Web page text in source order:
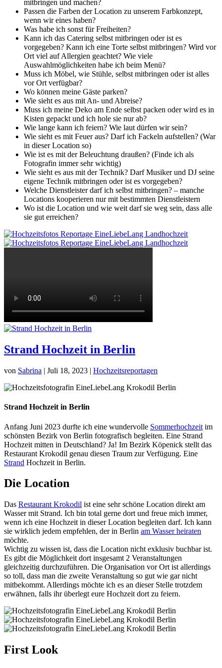
mitbringen und machen?
Passen die Farben der Location zu unserem Farbkonzept,
wenn wir eines haben?
Was habe ich sonst für Freiheiten?
Kann ich das Catering selbst mitbringen oder ist es
vorgegeben? Kann ich eine Torte selbst mitbringen? Wird vor
Ort viel auf Allergien geachtet? Wie viele
Auswahlmöglichkeiten habe ich beim Menü?
Muss ich Möbel, wie Stühle, selbst mitbringen oder ist alles
vor Ort verfügbar?
Wo können meine Gäste parken?
Wie sieht es aus mit An- und Abreise?
Muss ich meine Deko am Ende selbst packen oder wird es in
Kisten gepackt und ich hole sie nur ab?
Wie lange kann ich feiern? Wie laut dürfen wir sein?
Wie sieht es mit Feuer aus? Darf ich Fackeln aufstellen? (War
in dieser Location so)
Wie ist es mit der Beleuchtung draußen? (Finde ich als
Fotografin immer sehr wichtig)
Wie sieht es aus mit der Technik? Darf Musiker und DJ seine
eigene Technik mitbringen oder ist es vorgegeben?
Welche Dienstleister darf ich selbst mitbringen? – manche
Locations kooperieren nur mit bestimmten Dienstleistern
Wo ist die Location und wie weit darf sie weg sein, dass alle
sie gut erreichen?
Strand Hochzeit in Berlin
von Sabrina | Juli 18, 2023 | Hochzeitsreportagen
Strand Hochzeit in Berlin
Anfang Juni 2023 durfte ich eine wundervolle Sommerhochzeit im
schönsten Bezirk von Berlin fotografisch begleiten. Eine Strand
Hochzeit mitten in Deutschland? Ja! Im Bezirk Köpenick stellt das
Restaurant Krokodil genau diesen Traum zur Verfügung. Eine
Strand Hochzeit in Berlin.
Die Location
Das Restaurant Krokodil ist eine sehr schöne Location direkt am
Wasser mit Strand. Ich bin total gerne dort und freue mich immer,
wenn ich eine Hochzeit in dieser Location begleiten darf. Ich kann
sie wirklich jedem empfehlen, der in Berlin am Wasser heiraten
möchte.
Wichtig zu wissen ist, dass die Location nicht exklusiv buchbar ist.
Es gibt die Möglichkeit dort insgesamt 2 Veranstaltungen
gleichzeitig durchzuführen. Die Organisation vor Ort ist allerdings
so toll, dass man die zweite Veranstaltung so gut wie gar nicht
mitbekommt. Allerdings möchte ich es an dieser Stelle trotzdem
erwähnen, falls ihr überlegt eure Hochzeit dort zu feiern.
First Look